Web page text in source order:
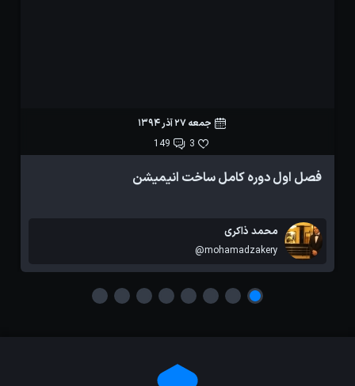
جمعه 27 آذر 1394
3
149
فصل اول دوره کامل ساخت انیمیشن
محمد ذاکری
@mohamadzakery